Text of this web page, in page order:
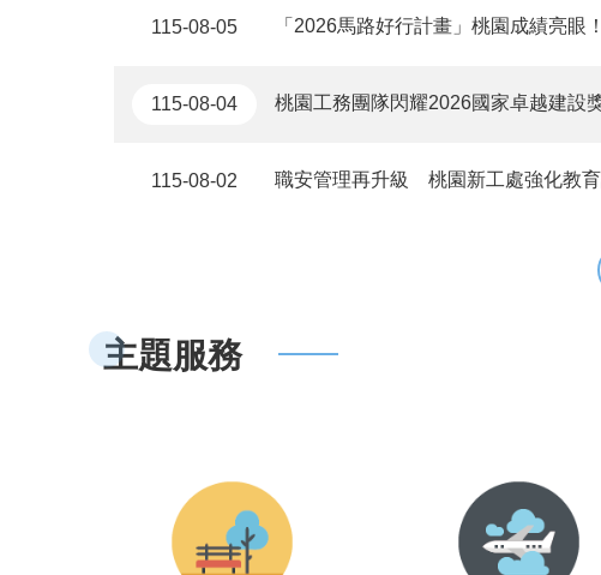
115-08-05 「2026馬路好行計畫」桃園成績亮眼
115-08-04 桃園工務團隊閃耀2026國家卓越建設獎 8項工程分別
115-08-02 職安管理再升級 桃園新工處強化教
主題服務